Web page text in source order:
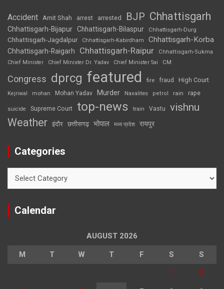
Accident Amit Shah arrest arrested BJP Chhattisgarh
Chhattisgarh-Bijapur Chhattisgarh-Bilaspur Chhattisgarh-Durg
Chhattisgarh-Jagdalpur Chhattisgarh-Kabirdham Chhattisgarh-Korba
Chhattisgarh-Raigarh Chhattisgarh-Raipur
Chhattisgarh-Sukma
Chief Minister
Chief Minister Dr. Yadav Chief Minister Sai CM
Congress dprcg featured fire fraud High Court
Kejriwal mohan Mohan Yadav Murder Naxalites petrol rain rape
suicide Supreme Court top-news train Vastu vishnu
Weather इंदौर छत्तीसगढ़ भोपाल मध्य प्रदेश रायपुर
Categories
Calendar
AUGUST 2026
M T W T F S S
1 2